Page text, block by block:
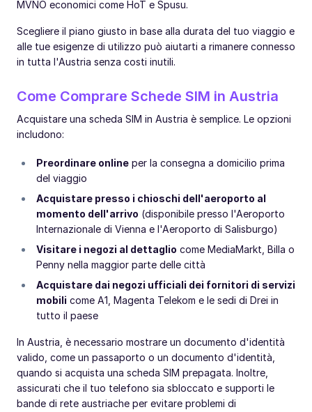
MVNO economici come HoT e Spusu.
Scegliere il piano giusto in base alla durata del tuo viaggio e
alle tue esigenze di utilizzo può aiutarti a rimanere connesso
in tutta l'Austria senza costi inutili.
Come Comprare Schede SIM in Austria
Acquistare una scheda SIM in Austria è semplice. Le opzioni
includono:
Preordinare online per la consegna a domicilio prima
del viaggio
Acquistare presso i chioschi dell'aeroporto al
momento dell'arrivo (disponibile presso l'Aeroporto
Internazionale di Vienna e l'Aeroporto di Salisburgo)
Visitare i negozi al dettaglio come MediaMarkt, Billa o
Penny nella maggior parte delle città
Acquistare dai negozi ufficiali dei fornitori di servizi
mobili come A1, Magenta Telekom e le sedi di Drei in
tutto il paese
In Austria, è necessario mostrare un documento d'identità
valido, come un passaporto o un documento d'identità,
quando si acquista una scheda SIM prepagata. Inoltre,
assicurati che il tuo telefono sia sbloccato e supporti le
bande di rete austriache per evitare problemi di